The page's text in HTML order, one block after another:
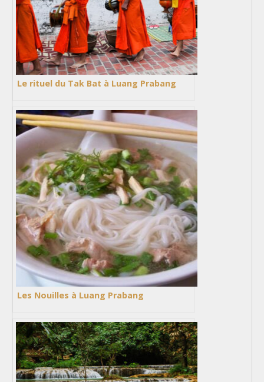
Le rituel du Tak Bat à Luang Prabang
Les Nouilles à Luang Prabang